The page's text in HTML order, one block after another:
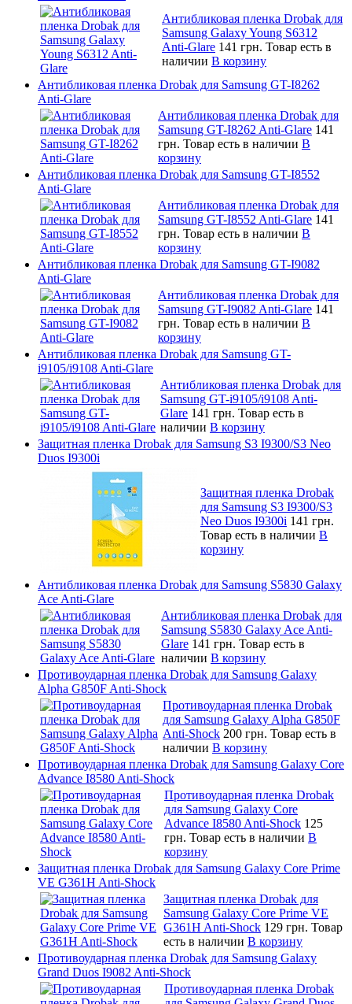
Антибликовая пленка Drobak для
Samsung Galaxy Young S6312
Anti-Glare 141 грн. Товар есть в
наличии В корзину
Антибликовая пленка Drobak для Samsung GT-I8262
Anti-Glare
Антибликовая пленка Drobak для
Samsung GT-I8262 Anti-Glare 141
грн. Товар есть в наличии В
корзину
Антибликовая пленка Drobak для Samsung GT-I8552
Anti-Glare
Антибликовая пленка Drobak для
Samsung GT-I8552 Anti-Glare 141
грн. Товар есть в наличии В
корзину
Антибликовая пленка Drobak для Samsung GT-I9082
Anti-Glare
Антибликовая пленка Drobak для
Samsung GT-I9082 Anti-Glare 141
грн. Товар есть в наличии В
корзину
Антибликовая пленка Drobak для Samsung GT-
i9105/i9108 Anti-Glare
Антибликовая пленка Drobak для
Samsung GT-i9105/i9108 Anti-
Glare 141 грн. Товар есть в
наличии В корзину
Защитная пленка Drobak для Samsung S3 I9300/S3 Neo
Duos I9300i
Защитная пленка Drobak
для Samsung S3 I9300/S3
Neo Duos I9300i 141 грн.
Товар есть в наличии В
корзину
Антибликовая пленка Drobak для Samsung S5830 Galaxy
Ace Anti-Glare
Антибликовая пленка Drobak для
Samsung S5830 Galaxy Ace Anti-
Glare 141 грн. Товар есть в
наличии В корзину
Противоударная пленка Drobak для Samsung Galaxy
Alpha G850F Anti-Shock
Противоударная пленка Drobak
для Samsung Galaxy Alpha G850F
Anti-Shock 200 грн. Товар есть в
наличии В корзину
Противоударная пленка Drobak для Samsung Galaxy Core
Advance I8580 Anti-Shock
Противоударная пленка Drobak
для Samsung Galaxy Core
Advance I8580 Anti-Shock 125
грн. Товар есть в наличии В
корзину
Защитная пленка Drobak для Samsung Galaxy Core Prime
VE G361H Anti-Shock
Защитная пленка Drobak для
Samsung Galaxy Core Prime VE
G361H Anti-Shock 129 грн. Товар
есть в наличии В корзину
Противоударная пленка Drobak для Samsung Galaxy
Grand Duos I9082 Anti-Shock
Противоударная пленка Drobak